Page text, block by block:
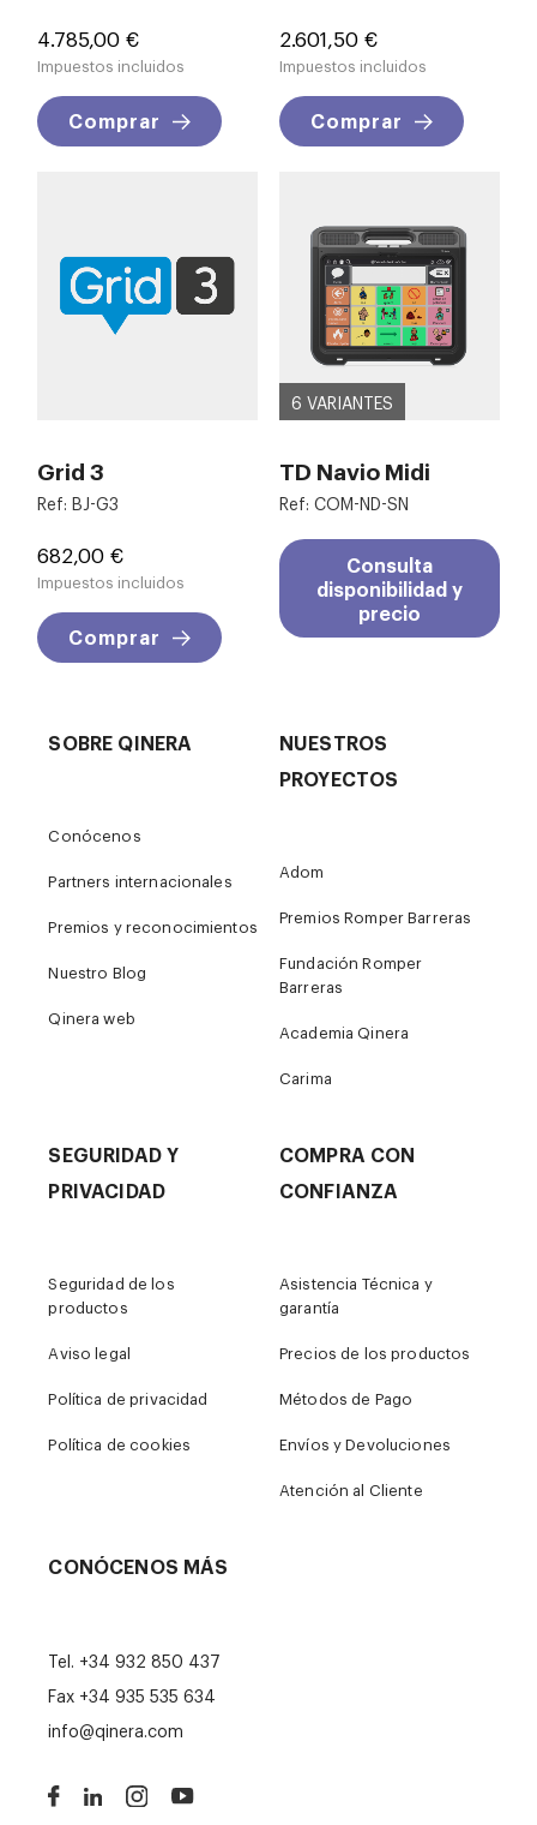
Precio
4.785,00 €
Impuestos incluidos
Comprar
Precio
2.601,50 €
Impuestos incluidos
Comprar
Grid 3
Ref: BJ-G3
Precio
682,00 €
Impuestos incluidos
Comprar
6 VARIANTES
TD Navio Midi
Ref: COM-ND-SN
Consulta
disponibilidad y
precio
SOBRE QINERA
Conócenos
Partners internacionales
Premios y reconocimientos
Nuestro Blog
Qinera web
NUESTROS
PROYECTOS
Adom
Premios Romper Barreras
Fundación Romper
Barreras
Academia Qinera
Carima
SEGURIDAD Y
PRIVACIDAD
Seguridad de los
productos
Aviso legal
Política de privacidad
Política de cookies
COMPRA CON
CONFIANZA
Asistencia Técnica y
garantía
Precios de los productos
Métodos de Pago
Envíos y Devoluciones
Atención al Cliente
CONÓCENOS MÁS
Tel. +34 932 850 437
Fax +34 935 535 634
info@qinera.com